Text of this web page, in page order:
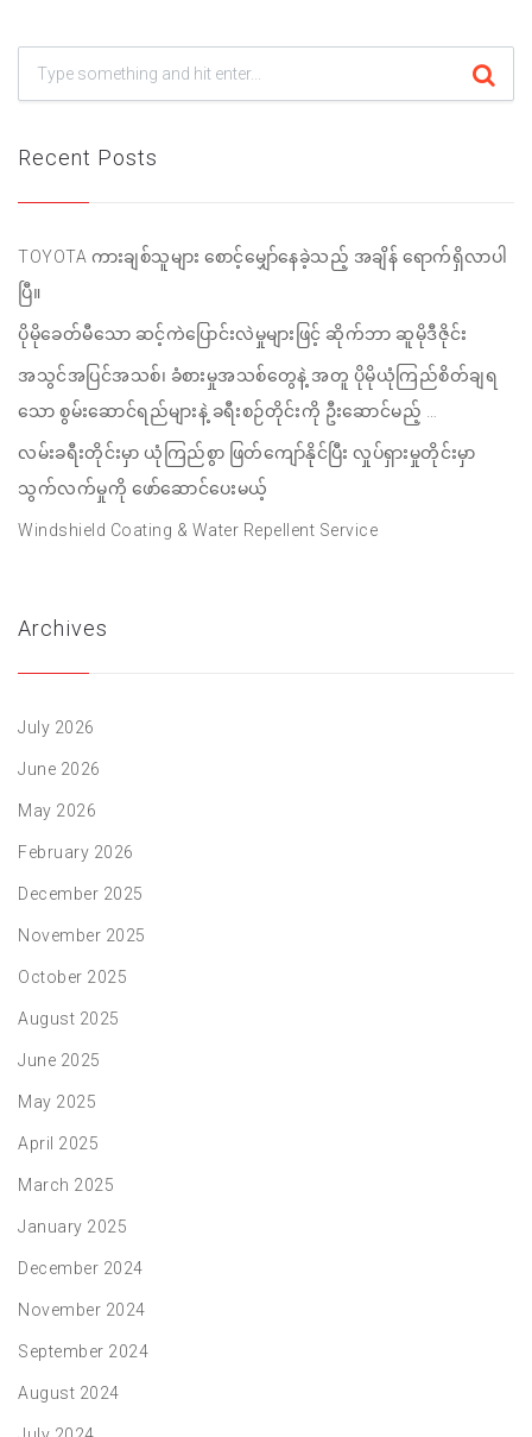
Recent Posts
TOYOTA ကားချစ်သူများ စောင့်မျှော်နေခဲ့သည့် အချိန် ရောက်ရှိလာပါ
ပြီ။
ပိုမိုခေတ်မီသော ဆင့်ကဲပြောင်းလဲမှုများဖြင့် ဆိုက်ဘာ ဆူမိုဒီဇိုင်း
အသွင်အပြင်အသစ်၊ ခံစားမှုအသစ်တွေနဲ့ အတူ ပိုမိုယုံကြည်စိတ်ချရ
သော စွမ်းဆောင်ရည်များနဲ့ ခရီးစဉ်တိုင်းကို ဦးဆောင်မည့် …
လမ်းခရီးတိုင်းမှာ ယုံကြည်စွာ ဖြတ်ကျော်နိုင်ပြီး လှုပ်ရှားမှုတိုင်းမှာ
သွက်လက်မှုကို ဖော်ဆောင်ပေးမယ့်
Windshield Coating & Water Repellent Service
Archives
July 2026
June 2026
May 2026
February 2026
December 2025
November 2025
October 2025
August 2025
June 2025
May 2025
April 2025
March 2025
January 2025
December 2024
November 2024
September 2024
August 2024